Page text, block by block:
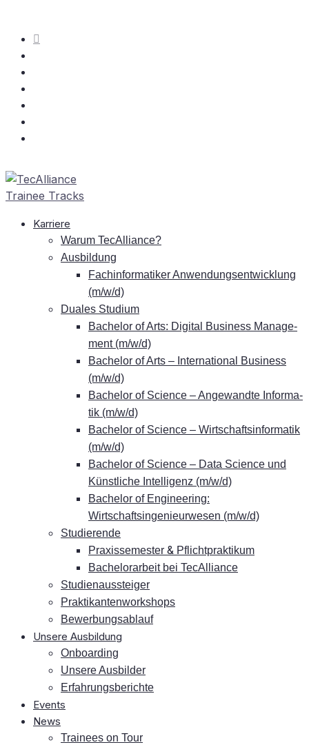
Kar­rie­re
War­um TecAlliance?
Aus­bil­dung
Fach­in­for­ma­ti­ker An­wen­dungs­ent­wick­lung
(m/w/d)
Dua­les Studium
Ba­che­lor of Arts: Di­gi­tal Busi­ness Ma­nage­
ment (m/w/d)
Ba­che­lor of Arts – In­ter­na­tio­nal Busi­ness
(m/w/d)
Ba­che­lor of Sci­ence – An­ge­wand­te In­for­ma­
tik (m/w/d)
Ba­che­lor of Sci­ence – Wirt­schafts­in­for­ma­tik
(m/w/d)
Ba­che­lor of Sci­ence – Data Sci­ence und
Künst­li­che In­tel­li­genz (m/w/d)
Ba­che­lor of En­gi­nee­ring:
Wirtschaftsingenieurwesen (m/w/d)
Stu­die­ren­de
Pra­xis­se­mes­ter & Pflichtpraktikum
Ba­che­lor­ar­beit bei TecAlliance
Stu­di­en­aus­stei­ger
Prak­ti­kan­ten­work­shops
Be­wer­bungs­ab­lauf
Un­se­re Ausbildung
On­boar­ding
Un­se­re Ausbilder
Er­fah­rungs­be­rich­te
Events
News
Trai­nees on Tour